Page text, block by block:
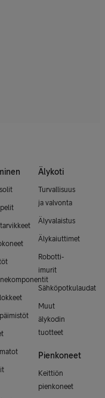
Älykoti
Turvallisuus
ja valvonta
Älyvalaistus
Älykaiuttimet
Robotti-
imurit
Sähköpotkulaudat
Muut
älykodin
tuotteet
Pienkoneet
Keittiön
pienkoneet